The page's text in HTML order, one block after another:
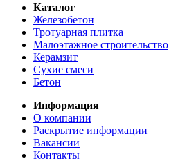
Каталог
Железобетон
Тротуарная плитка
Малоэтажное строительство
Керамзит
Сухие смеси
Бетон
Информация
О компании
Раскрытие информации
Вакансии
Контакты